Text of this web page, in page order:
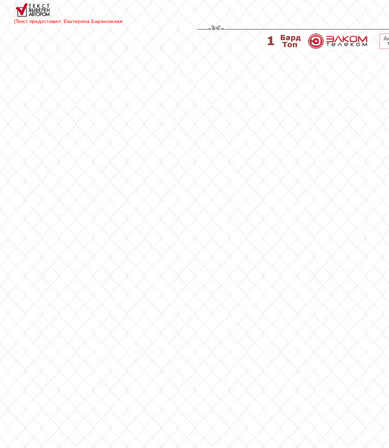
(Текст предоставил: Екатерина Барановская